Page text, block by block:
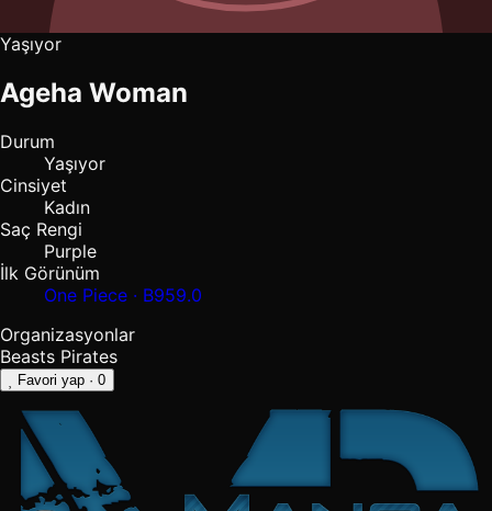
Yaşıyor
Ageha Woman
Durum
Yaşıyor
Cinsiyet
Kadın
Saç Rengi
Purple
İlk Görünüm
One Piece · B959.0
Organizasyonlar
Beasts Pirates
Favori yap · 0